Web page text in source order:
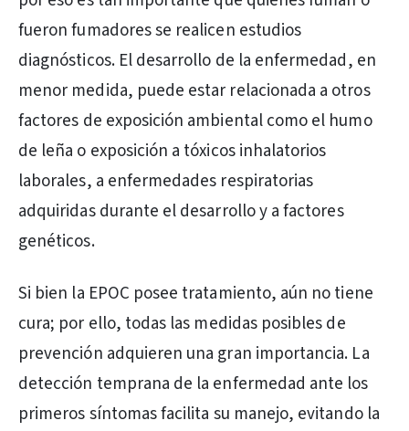
fueron fumadores se realicen estudios
diagnósticos. El desarrollo de la enfermedad, en
menor medida, puede estar relacionada a otros
factores de exposición ambiental como el humo
de leña o exposición a tóxicos inhalatorios
laborales, a enfermedades respiratorias
adquiridas durante el desarrollo y a factores
genéticos.
Si bien la EPOC posee tratamiento, aún no tiene
cura; por ello, todas las medidas posibles de
prevención adquieren una gran importancia. La
detección temprana de la enfermedad ante los
primeros síntomas facilita su manejo, evitando la